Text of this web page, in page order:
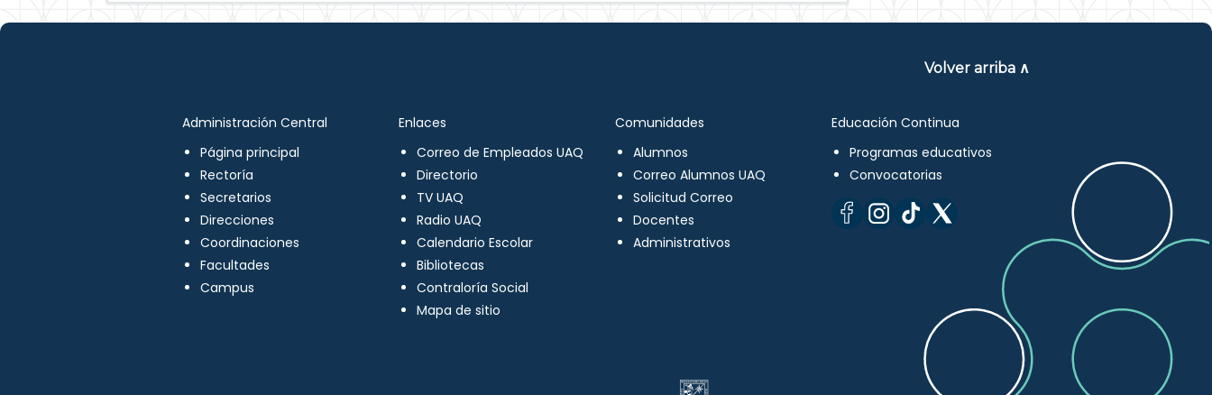
Volver arriba ∧
Administración Central
Página principal
Rectoría
Secretarios
Direcciones
Coordinaciones
Facultades
Campus
Enlaces
Correo de Empleados UAQ
Directorio
TV UAQ
Radio UAQ
Calendario Escolar
Bibliotecas
Contraloría Social
Mapa de sitio
Comunidades
Alumnos
Correo Alumnos UAQ
Solicitud Correo
Docentes
Administrativos
Educación Continua
Programas educativos
Convocatorias